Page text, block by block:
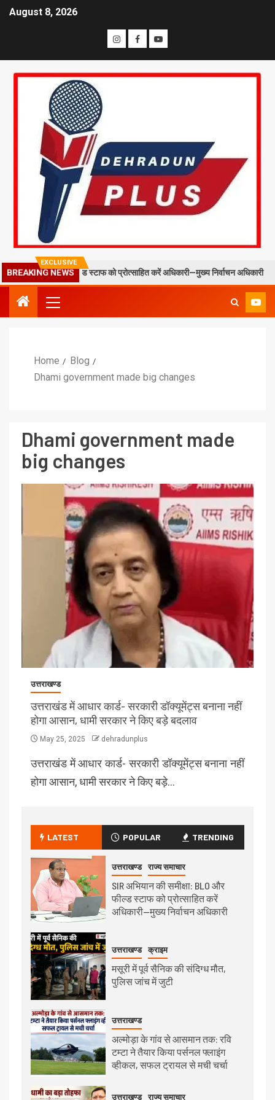
August 8, 2026
EXCLUSIVE
BREAKING NEWS
BLO और फील्ड स्टाफ को प्रोत्साहित करें अधिकारी—मुख्य निर्वाचन अधिकारी
Home
Blog
Dhami government made big changes
Dhami government made
big changes
उत्तराखण्ड
उत्तराखंड में आधार कार्ड- सरकारी डॉक्यूमेंट्स बनाना नहीं
होगा आसान, धामी सरकार ने किए बड़े बदलाव
May 25, 2025 dehradunplus
उत्तराखंड में आधार कार्ड- सरकारी डॉक्यूमेंट्स बनाना नहीं
होगा आसान, धामी सरकार ने किए बड़े…
LATEST POPULAR TRENDING
उत्तराखण्ड राज्य समाचार
SIR अभियान की समीक्षा: BLO और
फील्ड स्टाफ को प्रोत्साहित करें
अधिकारी—मुख्य निर्वाचन अधिकारी
उत्तराखण्ड क्राइम
मसूरी में पूर्व सैनिक की संदिग्ध मौत,
पुलिस जांच में जुटी
उत्तराखण्ड
अल्मोड़ा के गांव से आसमान तक: रवि
टम्टा ने तैयार किया पर्सनल फ्लाइंग
व्हीकल, सफल ट्रायल से मची चर्चा
उत्तराखण्ड राज्य समाचार